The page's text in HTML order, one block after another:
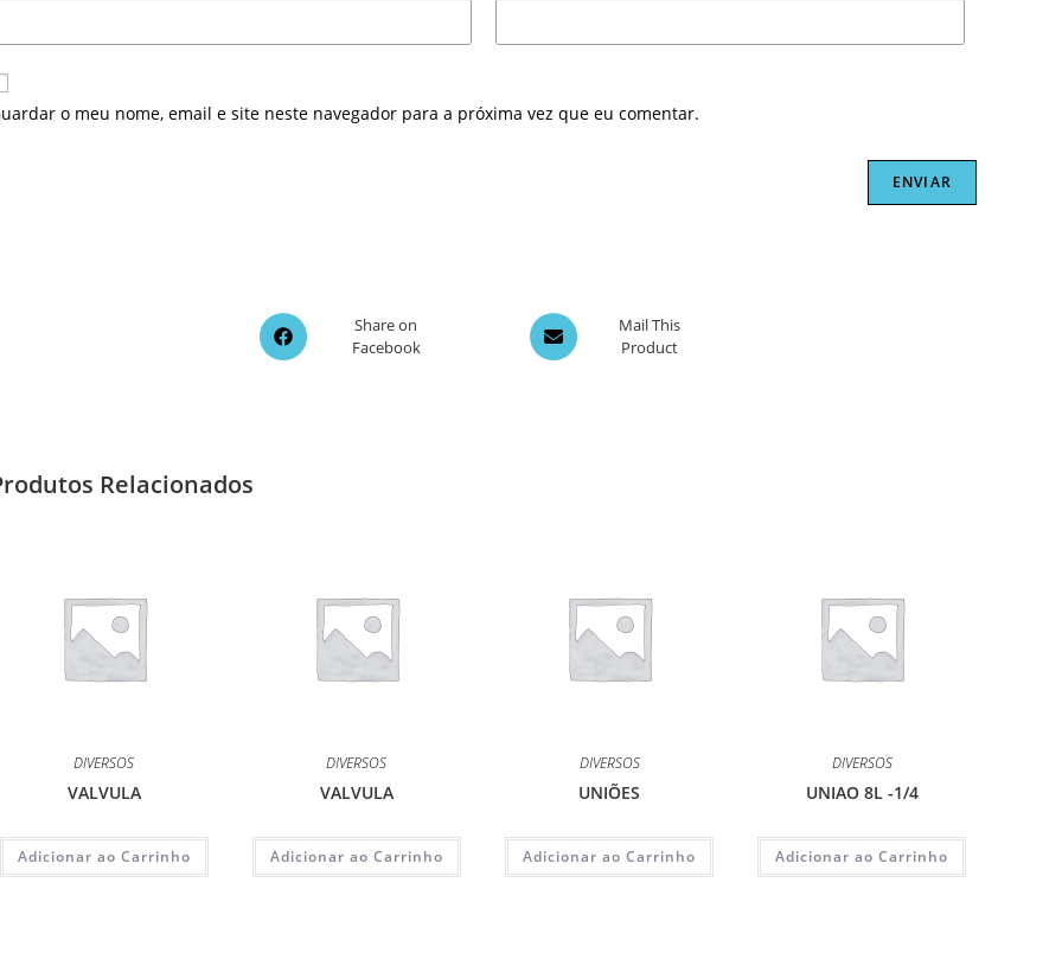
o meu nome, email e site neste navegador para a próxima vez que eu comentar.
Opens
in
Share on
Facebook
Opens
in
Mail This
Product
Relacionados
DIVERSOS
VALVULA
Adicionar ao Carrinho
DIVERSOS
VALVULA
Adicionar ao Carrinho
DIVERSOS
UNIÕES
Adicionar ao Carrinho
DIVERSOS
UNIAO 8L -1/4
Adicionar ao Carrinho